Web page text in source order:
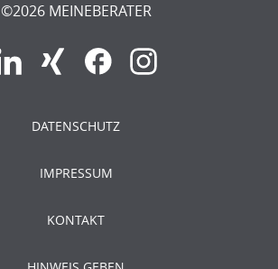
©2026 MEINEBERATER
DATENSCHUTZ
IMPRESSUM
KONTAKT